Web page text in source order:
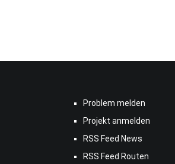
Problem melden
Projekt anmelden
RSS Feed News
RSS Feed Routen